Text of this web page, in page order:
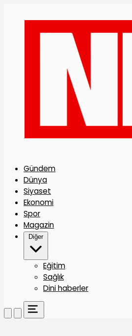
Gündem
Dünya
Siyaset
Ekonomi
Spor
Magazin
Diğer
Eğitim
Sağlık
Dini haberler